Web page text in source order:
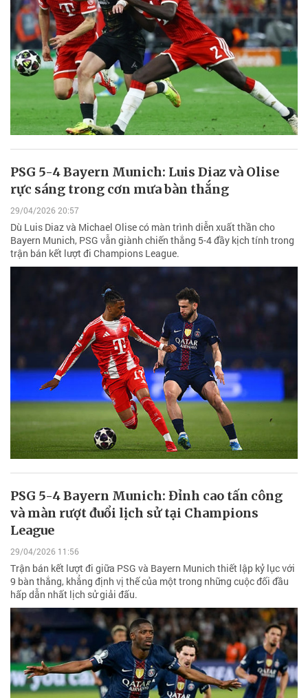
PSG 5-4 Bayern Munich: Luis Diaz và Olise
rực sáng trong cơn mưa bàn thắng
29/04/2026 20:57
Dù Luis Diaz và Michael Olise có màn trình diễn xuất thần cho
Bayern Munich, PSG vẫn giành chiến thắng 5-4 đầy kịch tính trong
trận bán kết lượt đi Champions League.
PSG 5-4 Bayern Munich: Đỉnh cao tấn công
và màn rượt đuổi lịch sử tại Champions
League
29/04/2026 11:56
Trận bán kết lượt đi giữa PSG và Bayern Munich thiết lập kỷ lục với
9 bàn thắng, khẳng định vị thế của một trong những cuộc đối đầu
hấp dẫn nhất lịch sử giải đấu.